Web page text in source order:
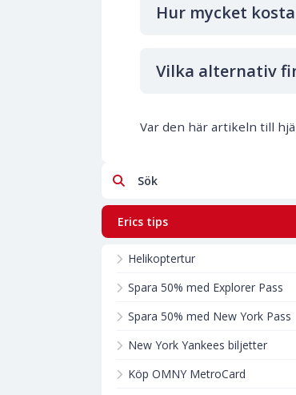
Hur mycket
Vilka alternativ
Var den här artikeln till
Sök
Erics tips
Helikoptertur
Spara 50% med Explorer Pass
Spara 50% med New York Pass
New York Yankees biljetter
Köp OMNY MetroCard